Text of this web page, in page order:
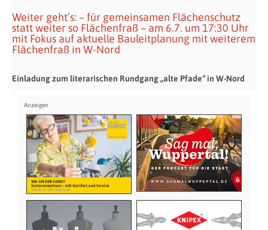
Weiter geht’s: – für gemeinsamen Flächenschutz
statt weiter so Flächenfraß – am 6.7. um 17:30 Uhr
mit Fokus auf aktuelle Bauleitplanung mit weiterem
Flächenfraß in W-Nord
Einladung zum literarischen Rundgang „alte Pfade“ in W-Nord